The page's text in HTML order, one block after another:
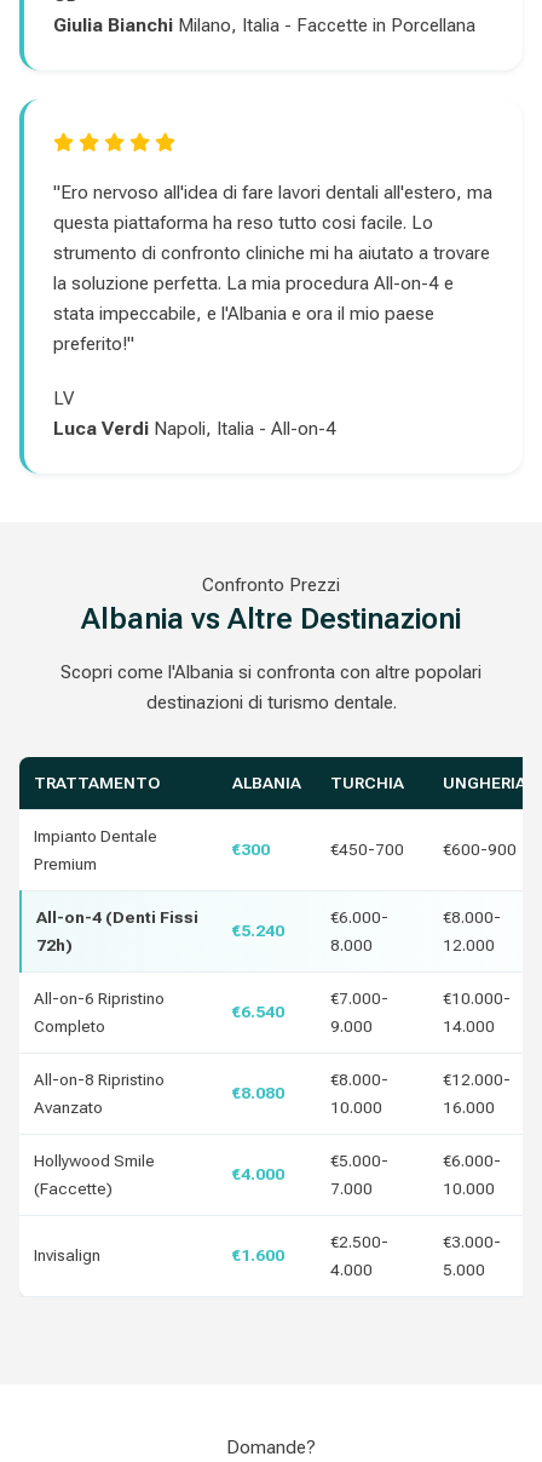
Giulia Bianchi Milano, Italia - Faccette in Porcellana
"Ero nervoso all'idea di fare lavori dentali all'estero, ma
questa piattaforma ha reso tutto cosi facile. Lo
strumento di confronto cliniche mi ha aiutato a trovare
la soluzione perfetta. La mia procedura All-on-4 e
stata impeccabile, e l'Albania e ora il mio paese
preferito!"
LV
Luca Verdi Napoli, Italia - All-on-4
Confronto Prezzi
Albania vs Altre Destinazioni
Scopri come l'Albania si confronta con altre popolari
destinazioni di turismo dentale.
TRATTAMENTO ALBANIA TURCHIA UNGHERIA
Impianto Dentale
Premium
€300 €450-700 €600-900
All-on-4 (Denti Fissi
72h)
€5.240
€6.000-
8.000
€8.000-
12.000
All-on-6 Ripristino
Completo
€6.540
€7.000-
9.000
€10.000-
14.000
All-on-8 Ripristino
Avanzato
€8.080
€8.000-
10.000
€12.000-
16.000
Hollywood Smile
(Faccette)
€4.000
€5.000-
7.000
€6.000-
10.000
Invisalign €1.600
€2.500-
4.000
€3.000-
5.000
Domande?